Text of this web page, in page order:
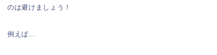
のは避けましょう！
例えば…